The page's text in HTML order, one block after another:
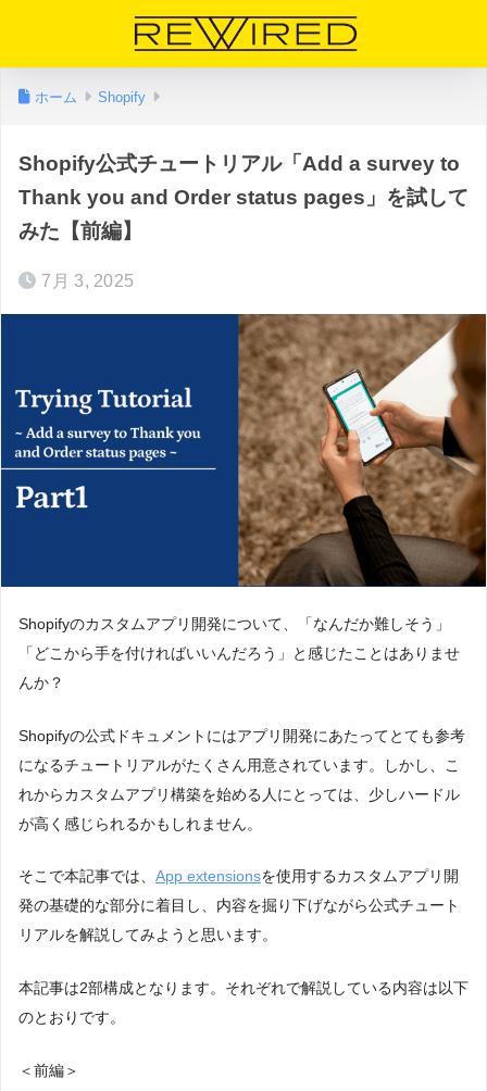
ホーム Shopify
Shopify公式チュートリアル「Add a survey to
Thank you and Order status pages」を試して
みた【前編】
7月 3, 2025
Shopifyのカスタムアプリ開発について、「なんだか難しそう」
「どこから手を付ければいいんだろう」と感じたことはありませ
んか？
Shopifyの公式ドキュメントにはアプリ開発にあたってとても参考
になるチュートリアルがたくさん用意されています。しかし、こ
れからカスタムアプリ構築を始める人にとっては、少しハードル
が高く感じられるかもしれません。
そこで本記事では、 App extensionsを使用するカスタムアプリ開
発の基礎的な部分に着目し、内容を掘り下げながら公式チュート
リアルを解説してみようと思います。
本記事は2部構成となります。それぞれで解説している内容は以下
のとおりです。
＜前編＞